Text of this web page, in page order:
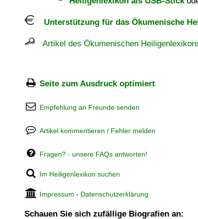
Unterstützung für das Ökumenische
Artikel des Ökumenischen
Seite zum Ausdruck optimiert
Empfehlung an Freunde senden
Artikel kommentieren / Fehler melden
Fragen? - unsere FAQs antworten!
Im Heiligenlexikon suchen
Impressum - Datenschutzerklärung
Schauen Sie sich zufällige Biografien an: